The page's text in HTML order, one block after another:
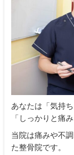
あなたは「気持
「しっかりと痛
当院は痛みや不
た整骨院です。